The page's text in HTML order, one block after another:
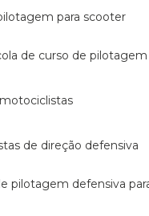
para scooter
de curso de
motociclistas
de direção defensiva
pilotagem defensiva